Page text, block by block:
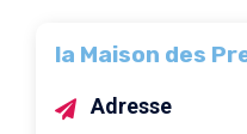
la Maison des
Adresse